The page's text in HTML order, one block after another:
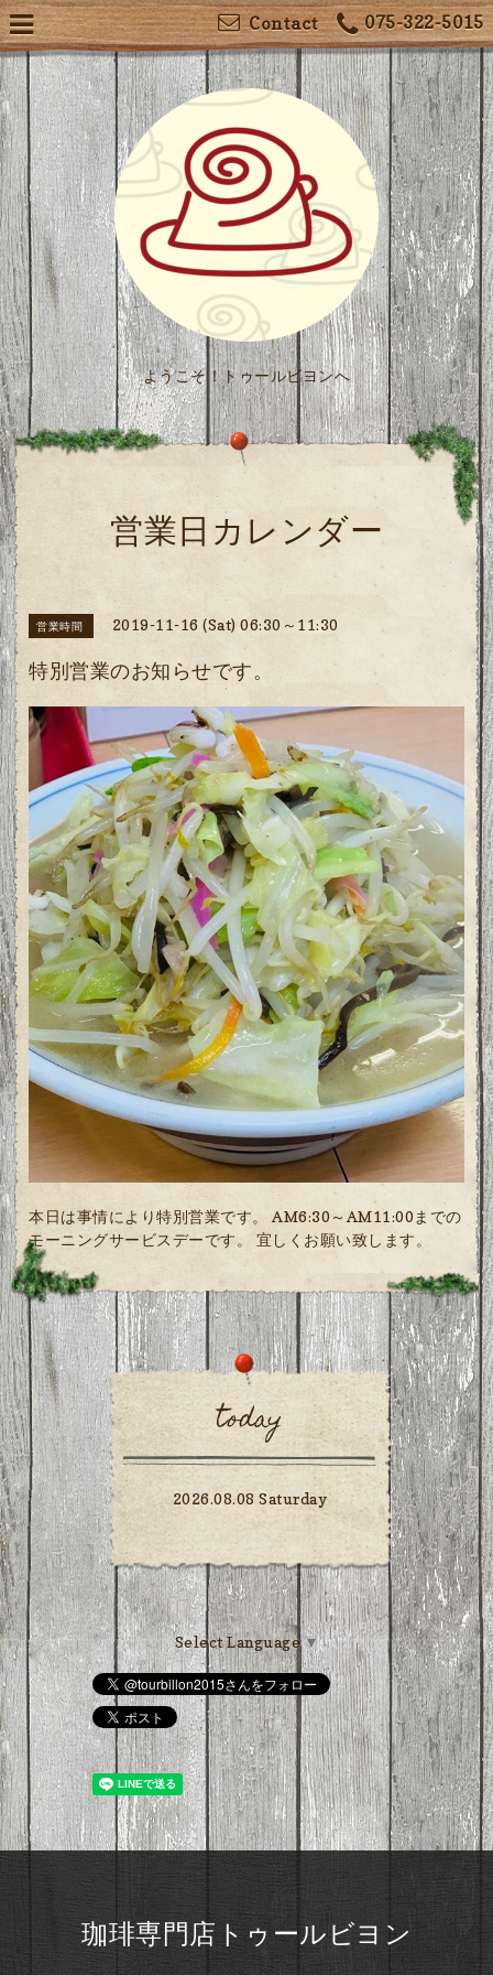
075-322-5015
Contact
ようこそ！トゥールビヨンへ
営業日カレンダー
営業時間 2019-11-16 (Sat) 06:30～11:30
特別営業のお知らせです。
本日は事情により特別営業です。 AM6:30～AM11:00までの
モーニングサービスデーです。 宜しくお願い致します。
today
2026.08.08 Saturday
Select Language▼
珈琲専門店トゥールビヨン